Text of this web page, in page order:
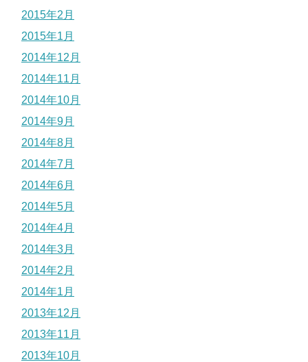
2015年2月
2015年1月
2014年12月
2014年11月
2014年10月
2014年9月
2014年8月
2014年7月
2014年6月
2014年5月
2014年4月
2014年3月
2014年2月
2014年1月
2013年12月
2013年11月
2013年10月